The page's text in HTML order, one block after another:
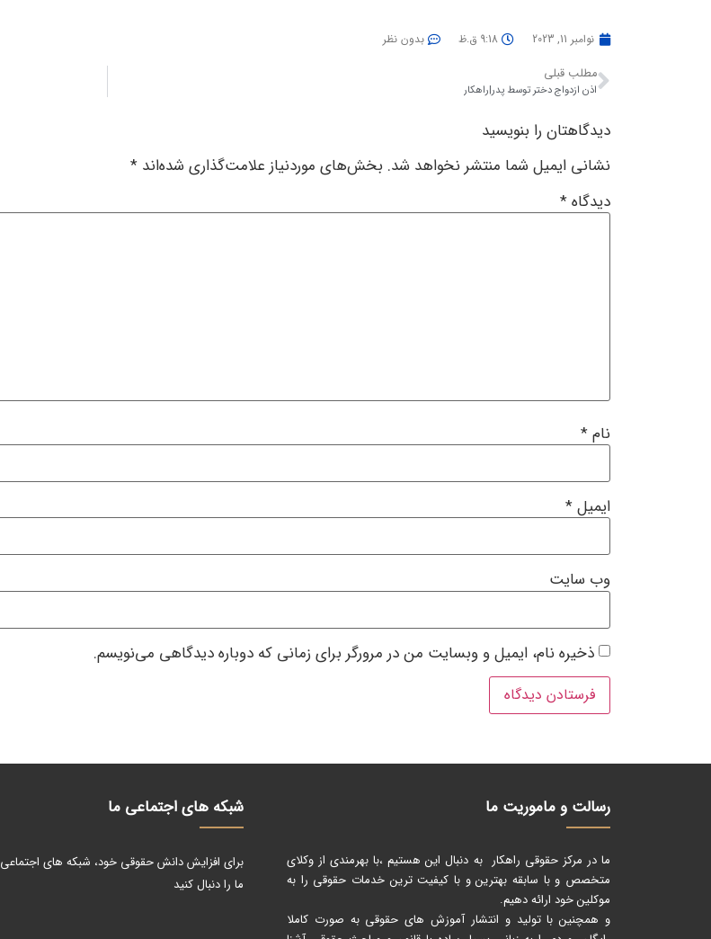
نوامبر 11, 2023 9:18 ق.ظ بدون نظر
مطلب قبلی
اذن ازدواج دختر توسط پدر|راهکار
دیدگاهتان را بنویسید
نشانی ایمیل شما منتشر نخواهد شد. بخش‌های موردنیاز علامت‌گذاری شده‌اند *
دیدگاه*
نام*
ایمیل*
وب‌ سایت
ذخیره نام، ایمیل و وبسایت من در مرورگر برای زمانی که دوباره دیدگاهی می‌نویسم.
رسالت و ماموریت ما
ما در مرکز حقوقی راهکار به دنبال این هستیم ،با بهرمندی از وکلای
متخصص و با سابقه بهترین و با کیفیت ترین خدمات حقوقی را به
موکلین خود ارائه دهیم.
و همچنین با تولید و انتشار آموزش های حقوقی به صورت کاملا
شبکه های اجتماعی ما
برای افزایش دانش حقوقی خود، شبکه های اجتماعی
ما را دنبال کنید